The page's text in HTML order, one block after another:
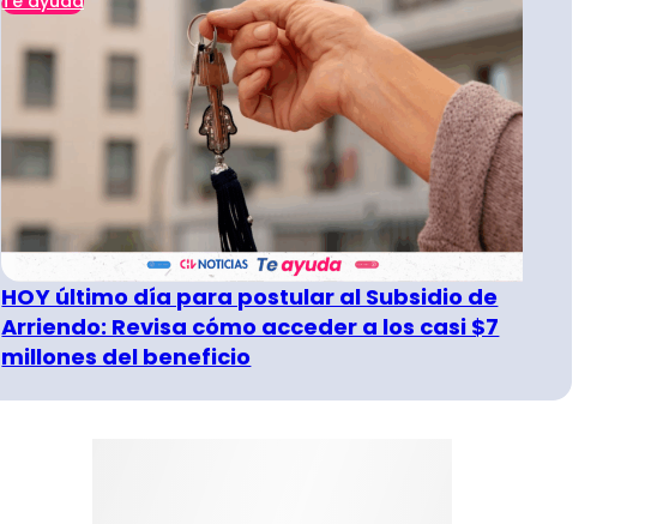
HOY último día para postular al Subsidio de
Arriendo: Revisa cómo acceder a los casi $7
millones del beneficio